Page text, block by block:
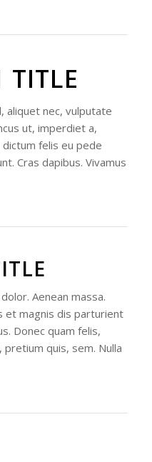
TITLE
aliquet nec, vulputate
ut, imperdiet a,
felis eu pede
Cras dapibus. Vivamus
Aenean massa.
et magnis dis parturient
Donec quam felis,
quis, sem. Nulla